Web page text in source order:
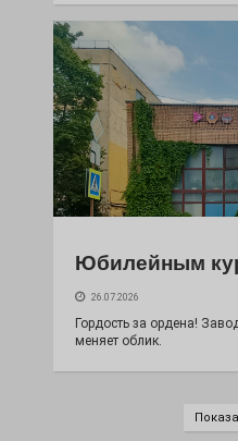
Юбилейным
26.07.2026
Гордость за ордена!
меняет облик.